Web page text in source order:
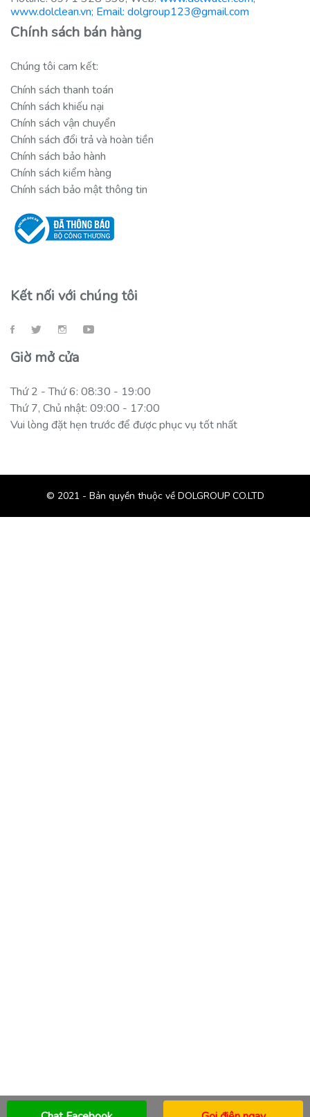
www.dolclean.vn; Email: dolgroup123@gmail.com
Chính sách bán hàng
Chúng tôi cam kết:
Chính sách thanh toán
Chính sách khiếu nại
Chính sách vận chuyển
Chính sách đổi trả và hoàn tiền
Chính sách bảo hành
Chính sách kiểm hàng
Chính sách bảo mật thông tin
Kết nối với chúng tôi
Giờ mở cửa
Thứ 2 - Thứ 6: 08:30 - 19:00
Thứ 7, Chủ nhật: 09:00 - 17:00
Vui lòng đặt hẹn trước để được phục vụ tốt nhất
© 2021 - Bản quyền thuộc về DOLGROUP CO.LTD